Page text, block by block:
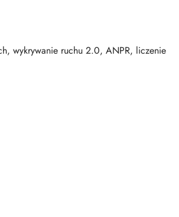
wykrywanie ruchu 2.0, ANPR, liczenie